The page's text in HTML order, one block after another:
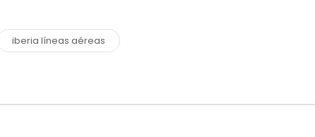
iberia líneas aéreas